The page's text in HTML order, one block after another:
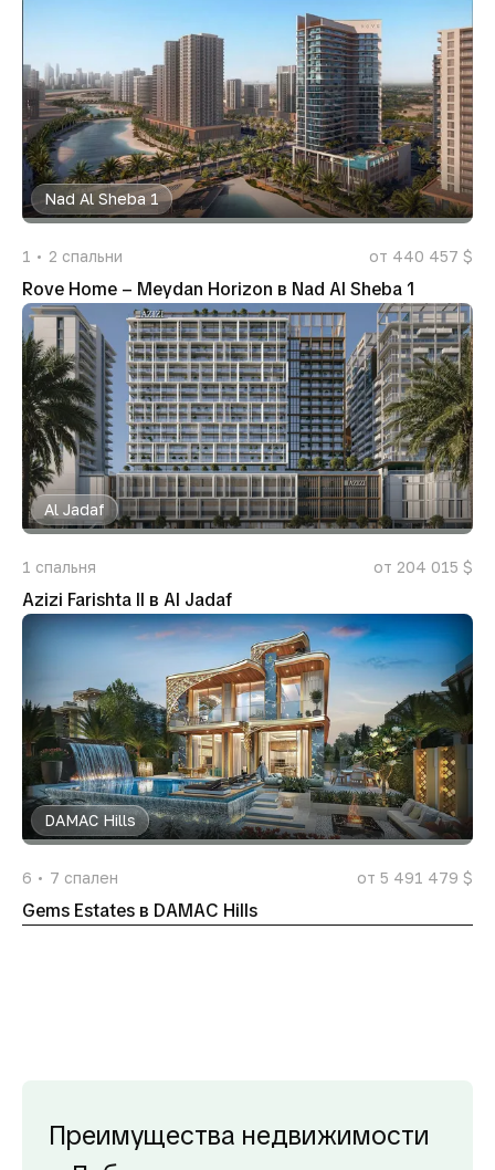
Nad Al Sheba 1
1 2 спальни от 440 457 $
Rove Home – Meydan Horizon в Nad Al Sheba 1
Al Jadaf
1 спальня от 204 015 $
Azizi Farishta II в Al Jadaf
DAMAC Hills
6 7 спален от 5 491 479 $
Gems Estates в DAMAC Hills
Преимущества недвижимости